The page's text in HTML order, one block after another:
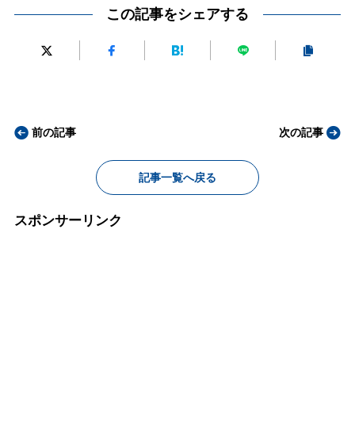
この記事をシェアする
前の記事
記事一覧へ戻る
次の記事
スポンサーリンク